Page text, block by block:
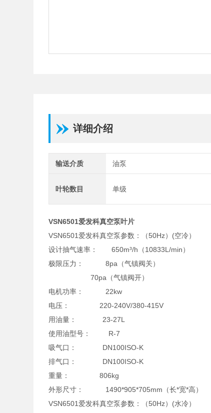
详细介绍
输送介质 油泵
叶轮数目 单级
VSN6501爱发科真空泵叶片
VSN6501爱发科真空泵参数：（50Hz）(空冷）
设计抽气速率： 650m³/h（10833L/min）
极限压力： 8pa（气镇阀关）
70pa（气镇阀开）
电机功率： 22kw
电压： 220-240V/380-415V
用油量： 23-27L
使用油型号： R-7
吸气口： DN100ISO-K
排气口： DN100ISO-K
重量： 806kg
外形尺寸： 1490*905*705mm（长*宽*高）
VSN6501爱发科真空泵参数：（50Hz）(水冷）